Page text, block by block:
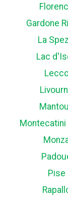
Gardone
La
Lac
Montecatini
Pise